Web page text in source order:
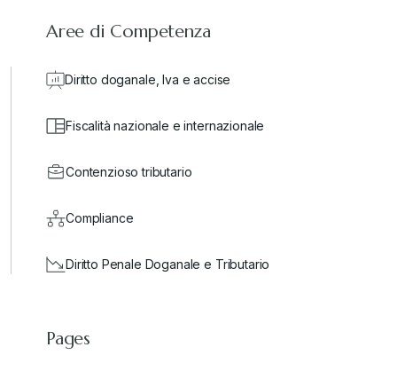
Aree di Competenza
Diritto doganale, Iva e accise
Fiscalità nazionale e internazionale
Contenzioso tributario
Compliance
Diritto Penale Doganale e Tributario
Pages